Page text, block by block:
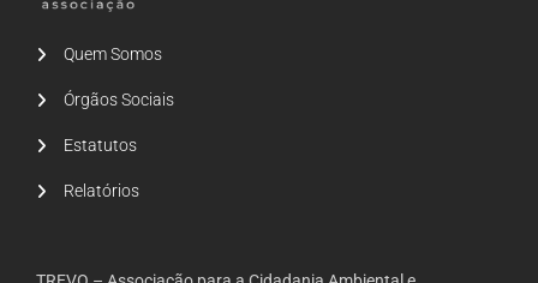
Quem Somos
Órgãos Sociais
Estatutos
Relatórios